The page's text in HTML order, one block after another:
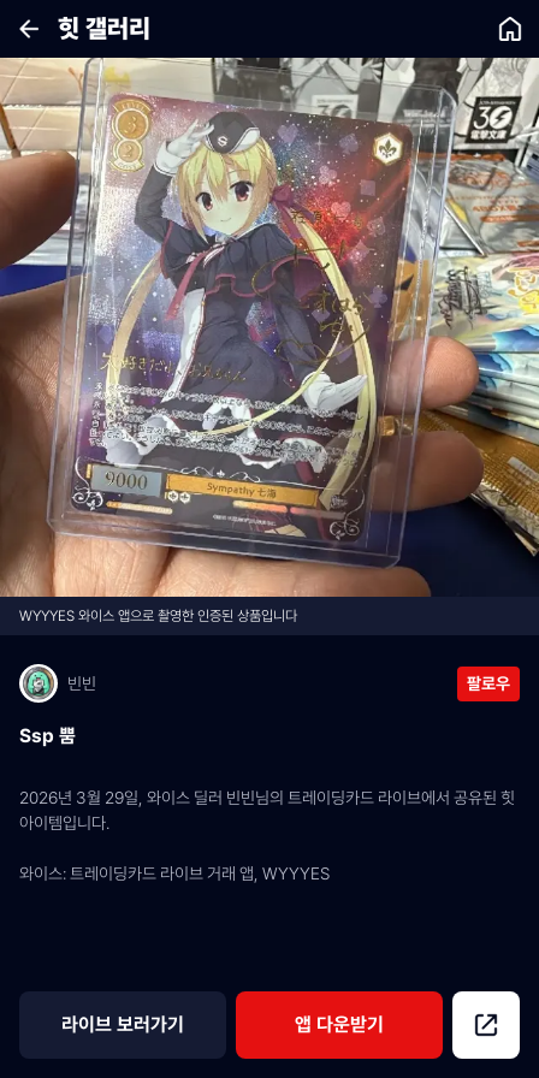
힛 갤러리
WYYYES 와이스 앱으로 촬영한 인증된 상품입니다
빈빈 팔로우
Ssp 뿜
2026년 3월 29일, 와이스 딜러 빈빈님의 트레이딩카드 라이브에서 공유된 힛
아이템입니다.
와이스: 트레이딩카드 라이브 거래 앱, WYYYES
라이브 보러가기 앱 다운받기